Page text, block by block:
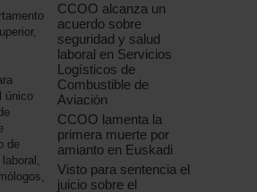
único
de
CCOO alcanza un
acuerdo sobre
seguridad y salud
laboral en Servicios
Logísticos de
Combustible de
Aviación
CCOO lamenta la
primera muerte por
amianto en Euskadi
Visto para sentencia el
juicio sobre el